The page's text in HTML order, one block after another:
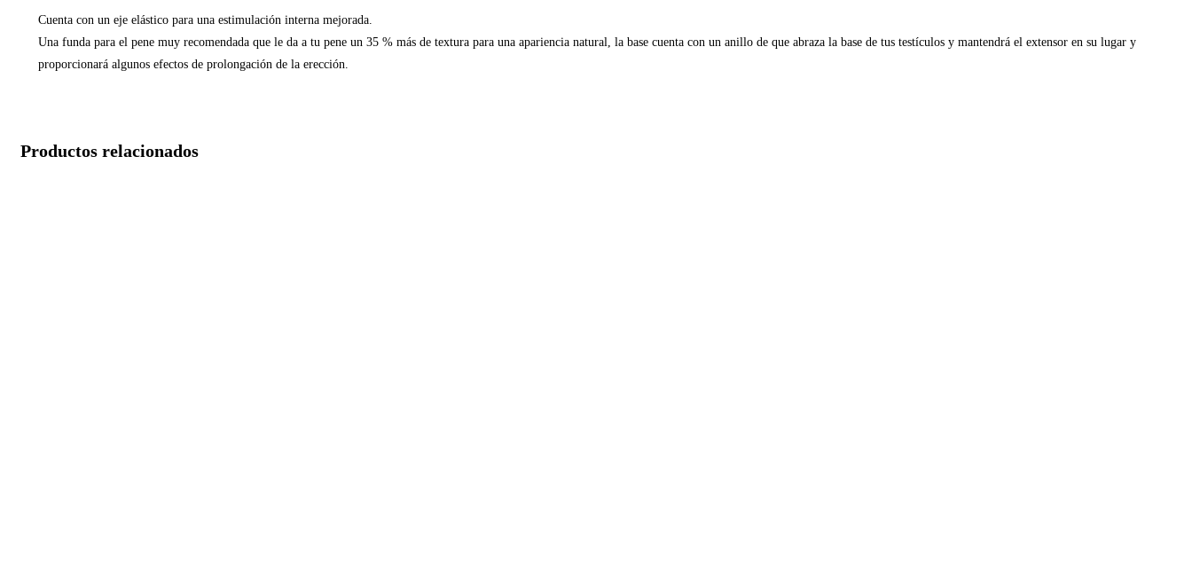
Cuenta con un eje elástico para una estimulación interna mejorada.
Una funda para el pene muy recomendada que le da a tu pene un 35 % más de textura para una apariencia natural, la base cuenta con un anillo de que abraza la base de tus testículos y mantendrá el extensor en su lugar y
proporcionará algunos efectos de prolongación de la erección.
Productos relacionados